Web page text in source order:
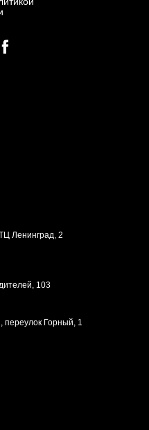
Ленинград, 2
103
переулок Горный, 1